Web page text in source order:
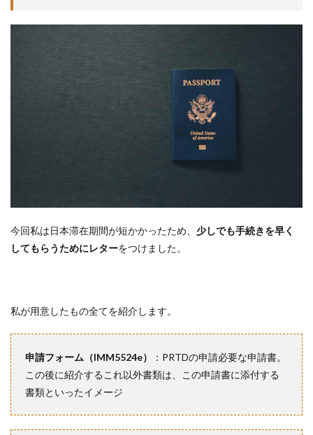
今回私は日本滞在期間が短かかったため、 少しでも手続きを早く
してもらうためにレターをつけました。
私が用意したもの全てを紹介します。
申請フォーム（IMM5524e）
：PRTDの申請必要な申請書。
この後に紹介するこれ以外書類は、この申請書に添付する
書類といったイメージ